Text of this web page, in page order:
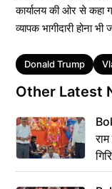
कार्यालय की ओर से कहा
व्यापक भागीदारी होना
Tags
Donald Trump
Other Latest